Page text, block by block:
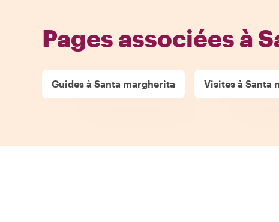
Pages associées à
Guides à Santa margherita Visites à Santa